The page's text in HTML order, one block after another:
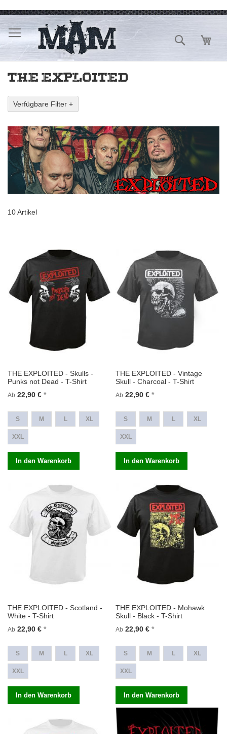
Direkt
zum
Inhalt
Suche
THE EXPLOITED
Verfügbare Filter +
10Artikel
THE EXPLOITED - Skulls -
Punks not Dead - T-Shirt
Ab 22,90 €
S M L XL
XXL
In den Warenkorb
THE EXPLOITED - Vintage
Skull - Charcoal - T-Shirt
Ab 22,90 €
S M L XL
XXL
In den Warenkorb
THE EXPLOITED - Scotland -
White - T-Shirt
Ab 22,90 €
S M L XL
XXL
In den Warenkorb
THE EXPLOITED - Mohawk
Skull - Black - T-Shirt
Ab 22,90 €
S M L XL
XXL
In den Warenkorb